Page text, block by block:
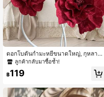
ดอกโบตั๋นกำมะหยี่ขนาดใหญ่, กุหลาบเ
บอร์กันดีเทียม, ของตกแต่งงานแต่งงา
น, สตูดิโอถ่ายภาพ, วันวาเลนไทน์, วันเ
กิด, ของขวัญพิธีสำเร็จการศึกษา
ลูกค้ากลับมาซื้อซ้ำ!
฿119